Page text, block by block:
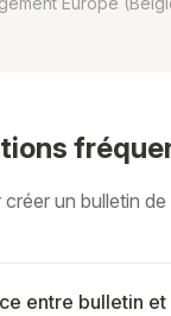
un bulletin de
entre bulletin